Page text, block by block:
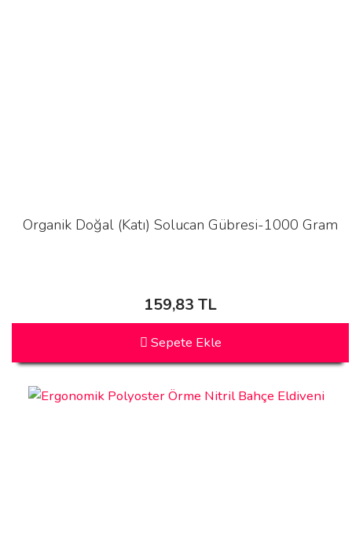
Organik Doğal (Katı) Solucan Gübresi-1000 Gram
159,83 TL
Sepete Ekle